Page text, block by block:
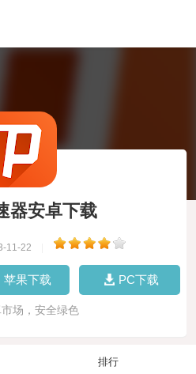
器安卓下载
11-22
苹果下载 PC下载
场，安全绿色
排行